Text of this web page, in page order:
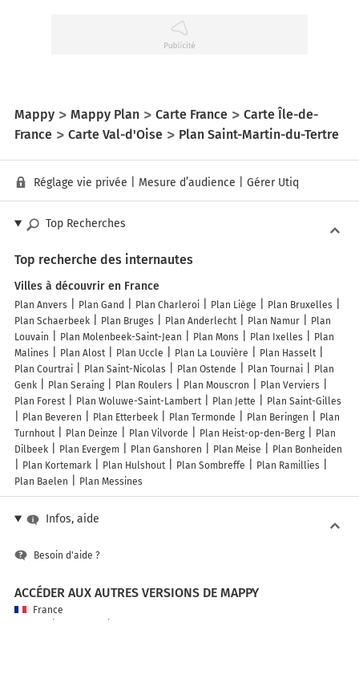
Mappy Mappy Plan Carte France
Carte Île-de-
France
Carte Val-d'Oise Plan Saint-Martin-du-Tertre
Réglage vie privée Mesure d’audience Gérer Utiq
Top Recherches
Top recherche des internautes
Villes à découvrir en France
Plan Anvers Plan Gand Plan Charleroi Plan Liège
Plan Bruxelles
Plan Schaerbeek
Plan Bruges Plan Anderlecht Plan Namur
Plan
Louvain
Plan Molenbeek-Saint-Jean Plan Mons Plan Ixelles
Plan
Malines
Plan Alost Plan Uccle Plan La Louvière
Plan Hasselt
Plan Courtrai
Plan Saint-Nicolas Plan Ostende Plan Tournai
Plan
Genk
Plan Seraing Plan Roulers Plan Mouscron
Plan Verviers
Plan Forest
Plan Woluwe-Saint-Lambert Plan Jette
Plan Saint-Gilles
Plan Beveren
Plan Etterbeek Plan Termonde Plan Beringen
Plan
Turnhout
Plan Deinze Plan Vilvorde Plan Heist-op-den-Berg
Plan
Dilbeek
Plan Evergem Plan Ganshoren Plan Meise
Plan Bonheiden
Plan Kortemark
Plan Hulshout Plan Sombreffe
Plan Ramillies
Plan Baelen
Plan Messines
Infos, aide
Besoin d'aide ?
ACCÉDER AUX AUTRES VERSIONS DE MAPPY
France